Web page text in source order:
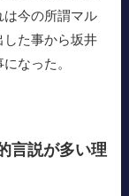
は今の所謂マル
した事から坂井
なった。
言説が多い理